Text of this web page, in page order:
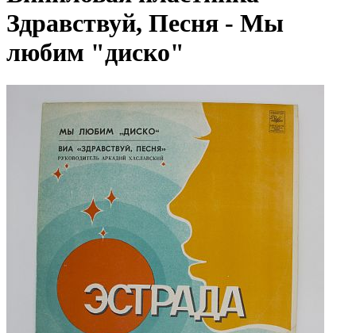
Здравствуй, Песня - Мы
любим "диско"